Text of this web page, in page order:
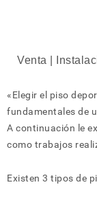
Venta |
«Elegir el piso
fundamentales de
A continuación le
como trabajos
Existen 3 tipos de